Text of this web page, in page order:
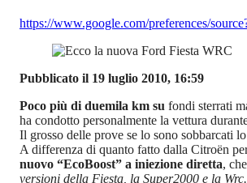
https://www.google.com/preferences/
Pubblicato il 19 luglio 2010, 16:59
Poco più di duemila km su fondi sterrati
ha condotto personalmente la vettura
Il grosso delle prove se lo sono sobbarcati lo
A differenza di quanto fatto dalla Citroën
nuovo “EcoBoost” a iniezione diretta,
versioni della Fiesta, la Super2000 e la